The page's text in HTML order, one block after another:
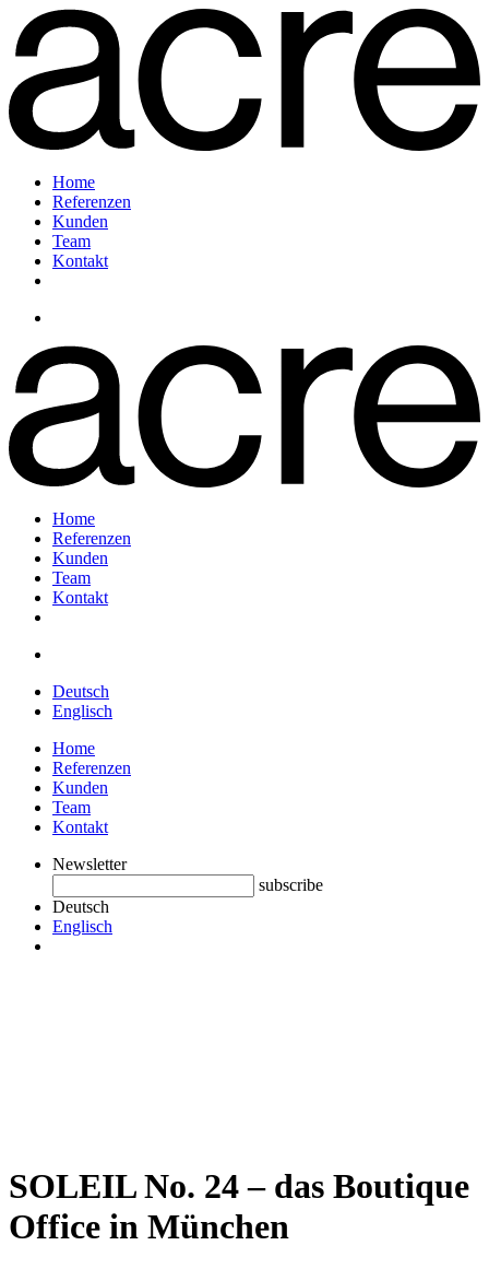
Home
Referenzen
Kunden
Team
Kontakt
Home
Referenzen
Kunden
Team
Kontakt
Deutsch
Englisch
Home
Referenzen
Kunden
Team
Kontakt
Newsletter
subscribe
Deutsch
Englisch
SOLEIL No. 24 – das Boutique
Office in München